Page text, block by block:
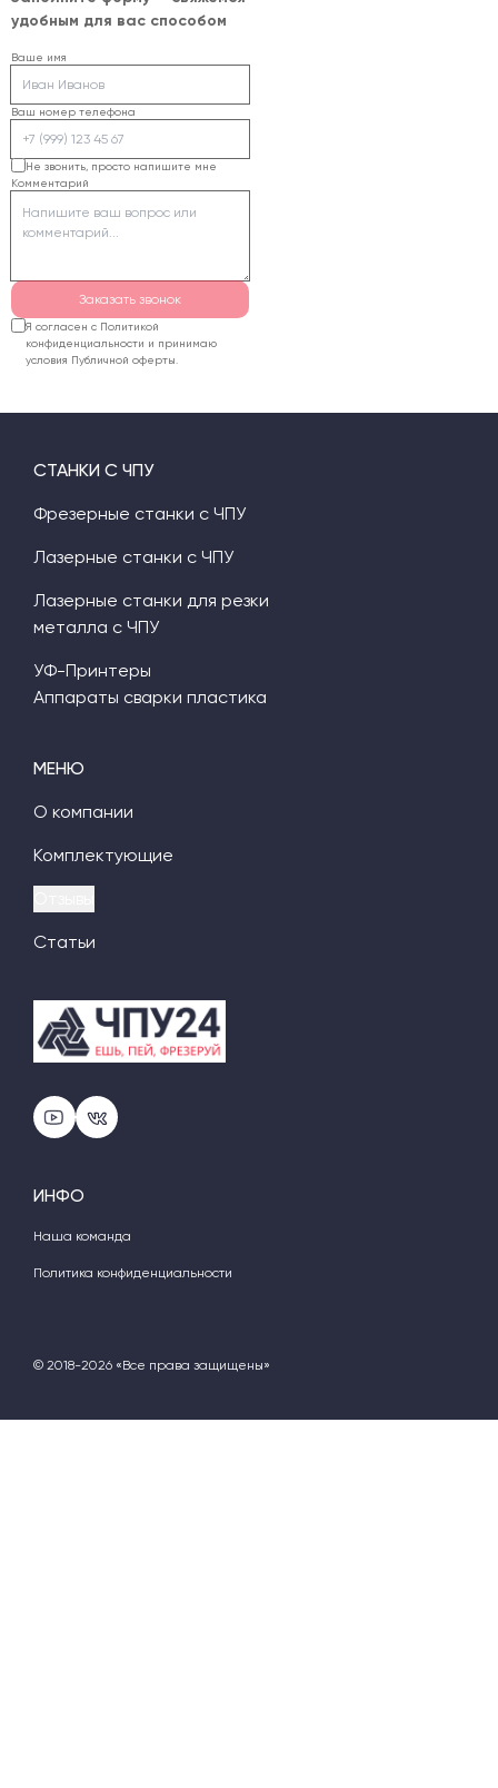
диапазон толщин,
размер рабочего поля,
требуемую
производительность и
способ загрузки.
Специалисты ЧПУ24
определят подходящую
конфигурацию,
подготовят расчет и
согласуют доставку.
удобным для вас способом
Ваше имя
Ваш номер телефона
Не звонить, просто напишите мне
Комментарий
Заказать звонок
Я согласен с Политикой
конфиденциальности и принимаю
условия Публичной оферты.
МЕНЮ
О компании
Комплектующие
Статьи
СТАНКИ С ЧПУ
Фрезерные станки с ЧПУ
Лазерные станки с ЧПУ
Лазерные станки для резки
металла с ЧПУ
УФ-Принтеры
Аппараты сварки пластика
ИНФО
Наша команда
Политика конфиденциальности
© 2018-2026 «Все права защищены»